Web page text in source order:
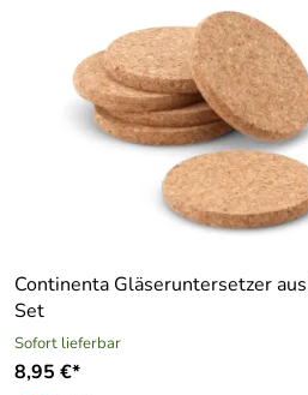
Continenta Gläseruntersetzer
Set
Sofort lieferbar
8,95 €*